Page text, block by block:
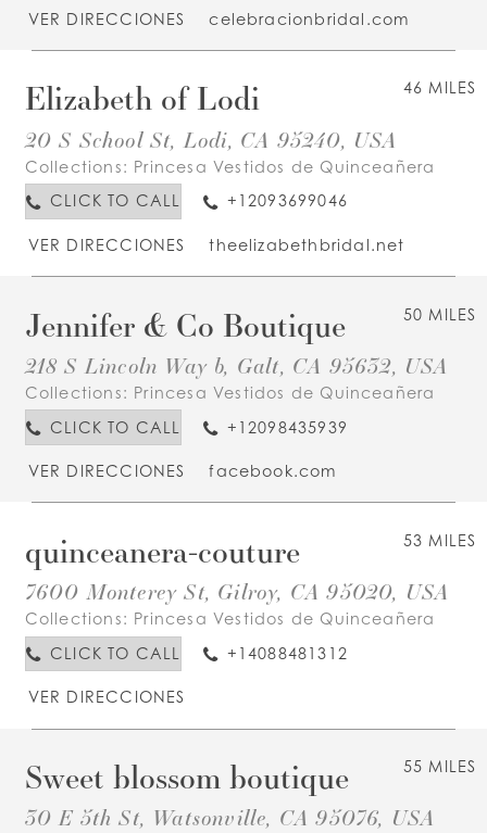
VER DIRECCIONES celebracionbridal.com
46 MILES
Elizabeth of Lodi
20 S School St, Lodi, CA 95240, USA
Collections: Princesa Vestidos de Quinceañera
CLICK TO CALL
+12093699046
VER DIRECCIONES theelizabethbridal.net
50 MILES
Jennifer & Co Boutique
218 S Lincoln Way b, Galt, CA 95632, USA
Collections: Princesa Vestidos de Quinceañera
CLICK TO CALL
+12098435939
VER DIRECCIONES facebook.com
53 MILES
quinceanera-couture
7600 Monterey St, Gilroy, CA 95020, USA
Collections: Princesa Vestidos de Quinceañera
CLICK TO CALL
+14088481312
VER DIRECCIONES
55 MILES
Sweet blossom boutique
30 E 5th St, Watsonville, CA 95076, USA